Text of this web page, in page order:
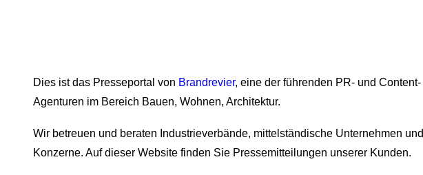
Dies ist das Presseportal von Brandrevier, eine der führenden PR- und Content-
Agenturen im Bereich Bauen, Wohnen, Architektur.
Wir betreuen und beraten Industrieverbände, mittelständische Unternehmen und
Konzerne. Auf dieser Website finden Sie Pressemitteilungen unserer Kunden.